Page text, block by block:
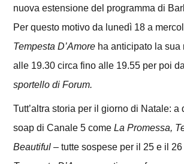
nuova estensione del programma di
Per questo motivo da lunedì 18 a
Tempesta D’Amore ha anticipato la sua
alle 19.30 circa fino alle 19.55 per poi
sportello di Forum.
Tutt’altra storia per il giorno di Natale: a
soap di Canale 5 comeLa Promessa,
Beautiful – tutte sospese per il 25 e il